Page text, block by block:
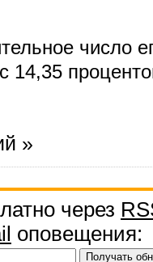
число
14,35
»
через
оповещения: